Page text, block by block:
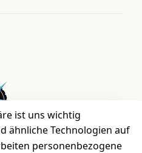
ist uns wichtig
ähnliche Technologien auf
personenbezogene